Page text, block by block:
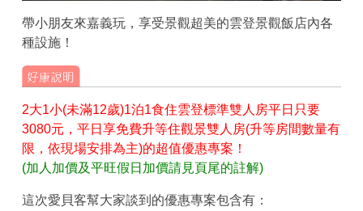
帶小朋友來嘉義玩，享受景觀超美的雲登景觀飯店內各
種設施！
2大1小(未滿12歲)1泊1食住雲登標準雙人房平日只要
3080元，平日享免費升等住觀景雙人房(升等房間數量有
限，依現場安排為主)的超值優惠專案！
(加人加價及平旺假日加價請見頁尾的註解)
這次愛貝客幫大家談到的優惠專案包含有：